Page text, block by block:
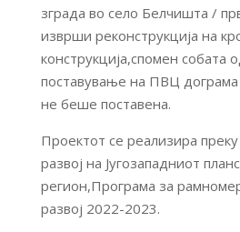
зграда во село Белчишта /
изврши реконструкција на
конструкција,спомен собата
поставување на ПВЦ
не беше поставена.
Проектот се реализира
развој на Југозападниот
регион,Програма за
развој 2022-2023.